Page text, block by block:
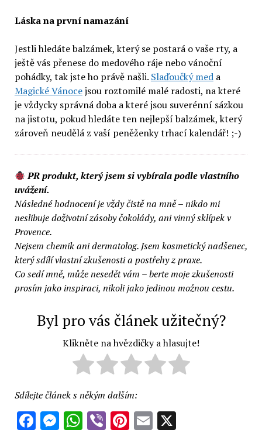
Láska na první namazání
Jestli hledáte balzámek, který se postará o vaše rty, a
ještě vás přenese do medového ráje nebo vánoční
pohádky, tak jste ho právě našli. Slaďoučký meda
Magické Vánocejsou roztomilé malé radosti, na které
je vždycky správná doba a které jsou suverénní sázkou
na jistotu, pokud hledáte ten nejlepší balzámek, který
zároveň neudělá z vaší peněženky trhací kalendář! ;-)
PR produkt, který jsem si vybírala podle vlastního
uvážení.
Následné hodnocení je vždy čistě na mně – nikdo mi
neslibuje doživotní zásoby čokolády, ani vinný sklípek v
Provence.
Nejsem chemik ani dermatolog. Jsem kosmetický nadšenec,
který sdílí vlastní zkušenosti a postřehy z praxe.
Co sedí mně, může nesedět vám – berte moje zkušenosti
prosím jako inspiraci, nikoli jako jedinou možnou cestu.
Byl pro vás článek užitečný?
Klikněte na hvězdičky a hlasujte!
Sdílejte článek s někým dalším:
Facebook
Messenger
WhatsApp
ViberPinterest
Email
X